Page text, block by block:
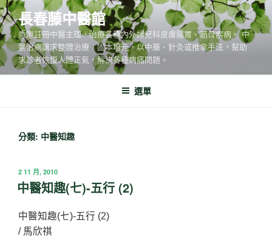
跳
至
主
要
內
長春藤中醫館
香港註冊中醫主理，治療各種內外婦兒科皮膚腸胃、筋骨疾病。 中
醫治病講求整體治療，固本培元，以中藥、針灸或推拿手法，幫助
求診者恢愎人體正氣，解決各種病痛問題。
選單
分類: 中醫知趣
發
佈
於
2 11 月, 2010
中醫知趣(七)-五行 (2)
中醫知趣(七)-五行 (2)
/ 馬欣祺